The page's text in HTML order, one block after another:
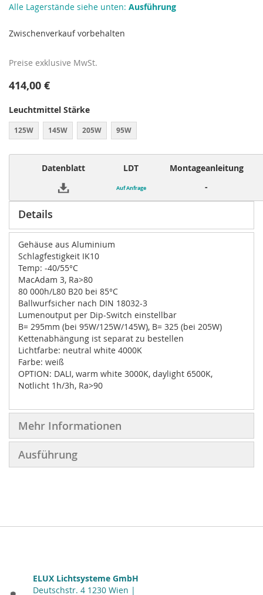
der
springen
Alle Lagerstände siehe unten: Ausführung
Zwischenverkauf vorbehalten
Preise exklusive MwSt.
414,00 €
Leuchtmittel Stärke
125W 145W 205W 95W
Datenblatt LDT Montageanleitung
Auf Anfrage -
Details
Gehäuse aus Aluminium
Schlagfestigkeit IK10
Temp: -40/55°C
MacAdam 3, Ra>80
80 000h/L80 B20 bei 85°C
Ballwurfsicher nach DIN 18032-3
Lumenoutput per Dip-Switch einstellbar
B= 295mm (bei 95W/125W/145W), B= 325 (bei 205W)
Kettenabhängung ist separat zu bestellen
Lichtfarbe: neutral white 4000K
Farbe: weiß
OPTION: DALI, warm white 3000K, daylight 6500K,
Notlicht 1h/3h, Ra>90
Mehr Informationen
Ausführung
ELUX Lichtsysteme GmbH
Deutschstr. 4 1230 Wien |